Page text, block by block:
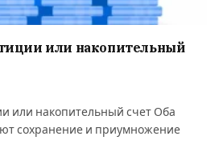
или накопительный
или накопительный счет Оба
сохранение и приумножение